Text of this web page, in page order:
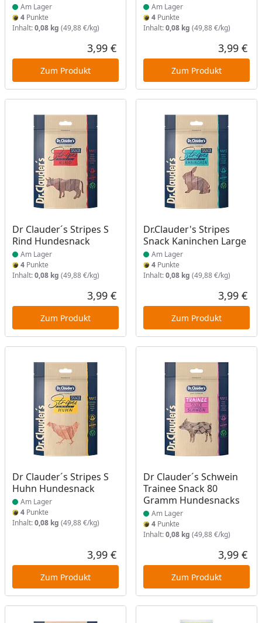
Am Lager
4 Punkte
Inhalt:0,08 kg (49,88 €/kg)
Aktueller Preis
3,99 €
Zum Produkt
Am Lager
4Punkte
Inhalt:0,08 kg (49,88 €/kg)
3,99 €
Zum Produkt
Dr Clauder´s Stripes S
Rind Hundesnack
Produkt am Lager
Am Lager
4 Punkte
Inhalt:0,08 kg (49,88 €/kg)
Aktueller Preis
3,99 €
Zum Produkt
Dr.Clauder's Stripes
Snack Kaninchen Large
Produkt am Lager
Am Lager
4Punkte
Inhalt:0,08 kg (49,88 €/kg)
3,99 €
Zum Produkt
Dr Clauder´s Stripes S
Huhn Hundesnack
Produkt am Lager
Am Lager
4 Punkte
Inhalt:0,08 kg (49,88 €/kg)
Aktueller Preis
3,99 €
Zum Produkt
Dr Clauder´s Schwein
Trainee Snack 80
Gramm Hundesnacks
Produkt am Lager
Am Lager
4Punkte
Inhalt:0,08 kg (49,88 €/kg)
3,99 €
Zum Produkt